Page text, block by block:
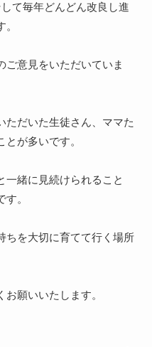
て毎年どんどん改良し進
ご意見をいただいていま
ただいた生徒さん、ママた
が多いです。
一緒に見続けられること
。
ちを大切に育てて行く場所
願いいたします。